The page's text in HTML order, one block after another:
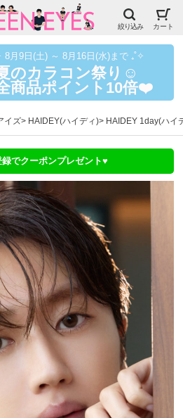
絞り込み カート
8月9日(土) ～ 8月16日(水)まで ₊˚✧
のカラコン祭り☺️
商品ポイント10倍❤️
イズ HAIDEY(ハイディ) HAIDEY 1day(ハイ
でクーポンプレゼント♥